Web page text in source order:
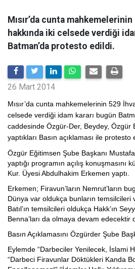
Mısır’da cunta
hakkında iki celsede verdiği
Batman’da protesto edildi.
26 Mart 2014
Mısır’da cunta mahkemelerinin 529
celsede verdiği idam kararı bugün
caddesinde Özgür-Der, Beydey, Özgür
yaptıkları Basın açıklaması ile protesto
Özgür Eğitimsen Şube Başkanı
yaptığı programın açılış konuşmasını
Kur. Üyesi Abdulhakim Erkemen yaptı.
Erkemen; Firavun’ların Nemrut’ların
Dünya var oldukça bunların temsilcileri
Batıl’ın temsilcileri oldukça Hakk’ın
Benna’ları da olmaya devam edecektir
Basın Açıklamasını Özgürder Şube
Eylemde “Darbeciler Yenilecek, İslami
“Darbeci Firavunlar Döktükleri Kanda